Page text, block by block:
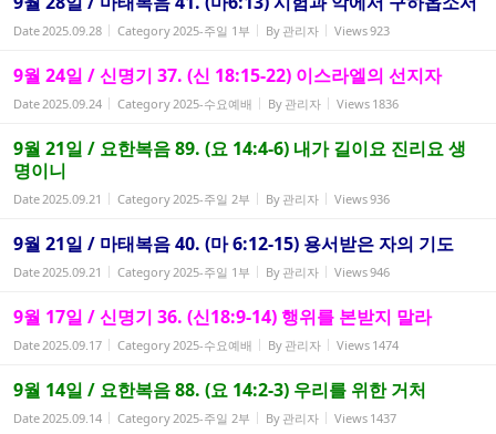
Date2025.09.28 Category2025-주일 1부 By 관리자 Views923
9월 24일 / 신명기 37. (신 18:15-22) 이스라엘의 선지자
Date2025.09.24 Category2025-수요예배 By 관리자 Views 1836
9월 21일 / 요한복음 89. (요 14:4-6) 내가 길이요 진리요 생
명이니
Date2025.09.21 Category2025-주일 2부 By 관리자 Views936
9월 21일 / 마태복음 40. (마 6:12-15) 용서받은 자의 기도
Date2025.09.21 Category2025-주일 1부 By 관리자 Views946
9월 17일 / 신명기 36. (신18:9-14) 행위를 본받지 말라
Date2025.09.17 Category2025-수요예배 By 관리자 Views 1474
9월 14일 / 요한복음 88. (요 14:2-3) 우리를 위한 거처
Date2025.09.14 Category2025-주일 2부 By 관리자 Views 1437